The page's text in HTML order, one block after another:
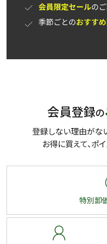
会員登録の
登録しない理由がな
お得に買えて、ポ
特別卸